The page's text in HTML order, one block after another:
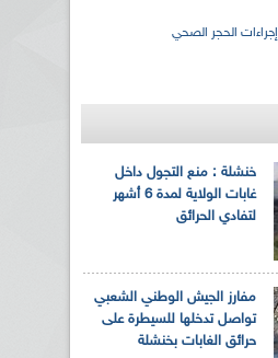
إجراءات الحجر الصحي
خنشلة : منع التجول داخل
غابات الولاية لمدة 6 أشهر
لتفادي الحرائق
مفارز الجيش الوطني الشعبي
تواصل تدخلها للسيطرة على
حرائق الغابات بخنشلة